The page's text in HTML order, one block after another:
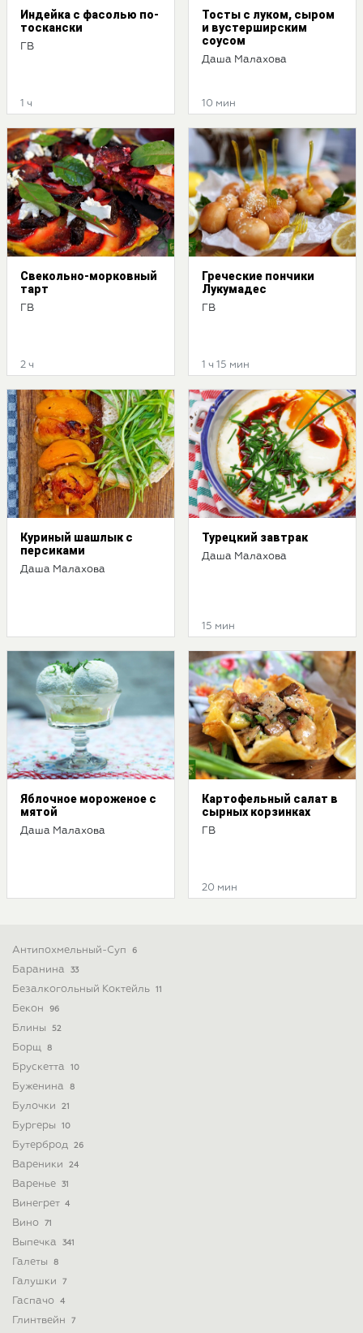
Индейка с фасолью по-
тоскански
ГВ
1 ч
Тосты с луком, сыром
и вустерширским
соусом
Даша Малахова
10 мин
Свекольно-морковный
тарт
ГВ
2 ч
Греческие пончики
Лукумадес
ГВ
1 ч 15 мин
Куриный шашлык с
персиками
Даша Малахова
Турецкий завтрак
Даша Малахова
15 мин
Яблочное мороженое с
мятой
Даша Малахова
Картофельный салат в
сырных корзинках
ГВ
20 мин
Антипохмельный-Суп 6
Баранина 33
Безалкогольный Коктейль 11
Бекон 96
Блины 52
Борщ 8
Брускетта 10
Буженина 8
Булочки 21
Бургеры 10
Бутерброд 26
Вареники 24
Варенье 31
Винегрет 4
Вино 71
Выпечка 341
Галеты 8
Галушки 7
Гаспачо 4
Глинтвейн 7